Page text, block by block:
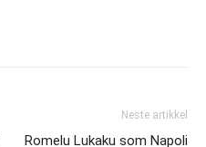
Neste artikkel
Romelu Lukaku som Napoli